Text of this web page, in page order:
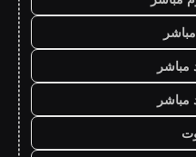
مباشر
مباشر